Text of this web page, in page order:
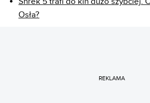
Osła?
REKLAMA